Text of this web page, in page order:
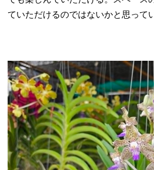
ていただけるのではないかと思って